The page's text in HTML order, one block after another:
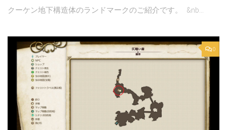
クーケン地下構造体のランドマークのご紹介です。 &nb...
0